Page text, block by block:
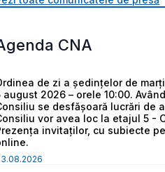
CNA
de zi a ședințelor de
august 2026 – orele 10:00.
se desfășoară lucrări de
vor avea loc la etajul 5 -
invitaților, cu subiecte